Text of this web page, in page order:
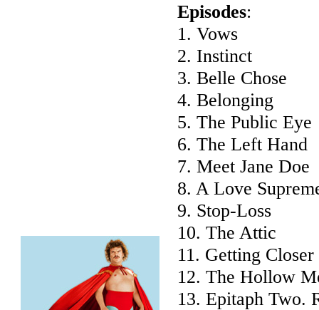
Episodes:
1. Vows
2. Instinct
3. Belle Chose
4. Belonging
5. The Public Eye
6. The Left Hand
7. Meet Jane Doe
8. A Love
9. Stop-Loss
10. The Attic
11. Getting Closer
12. The Hollow
13. Epitaph Two.